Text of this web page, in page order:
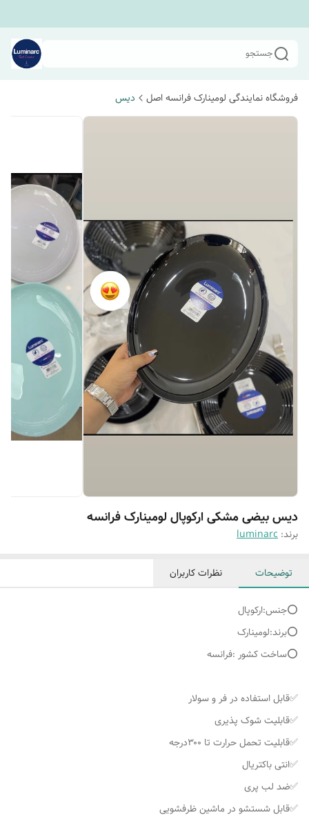
جستجو
فروشگاه نمایندگی لومینارک فرانسه اصل دیس
دیس بیضی مشکی ارکوپال لومینارک فرانسه
برند: luminarc
توضیحات نظرات کاربران
⭕️جنس:ارکوپال
⭕️برند:لومینارک
⭕️ساخت کشور :فرانسه
✅قابل استفاده در فر و سولار
✅قابلیت شوک پذیری
✅قابلیت تحمل حرارت تا ۳۰۰درجه
✅انتی باکتریال
✅ضد لب پری
✅قابل شستشو در ماشین ظرفشویی